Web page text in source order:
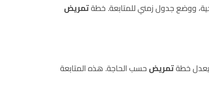
ووضع جدول زمني للمتابعة. خطةتمريض
خطةتمريضحسب الحاجة. هذه المتابعة